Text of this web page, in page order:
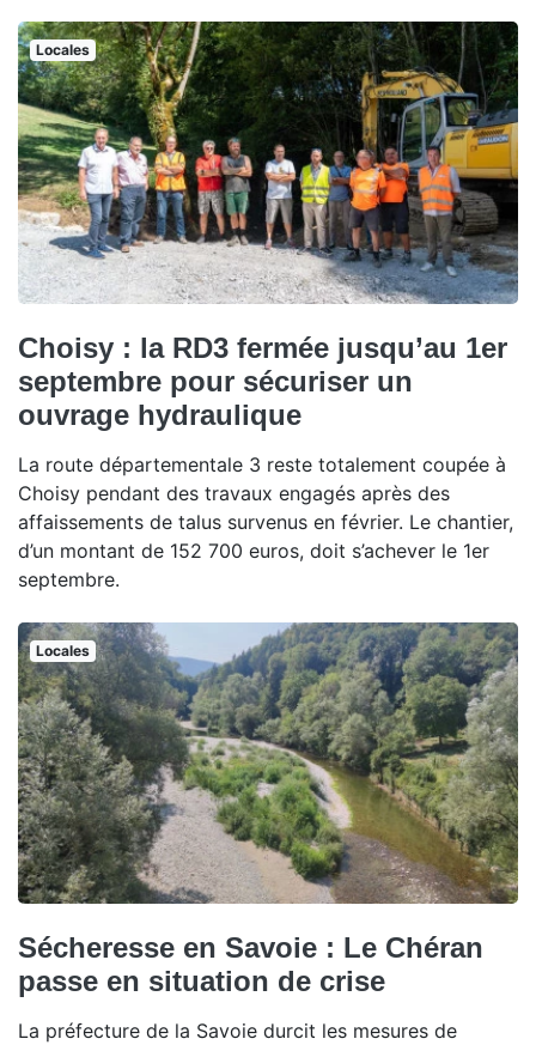
Locales
Choisy : la RD3 fermée jusqu’au 1er
septembre pour sécuriser un
ouvrage hydraulique
La route départementale 3 reste totalement coupée à
Choisy pendant des travaux engagés après des
affaissements de talus survenus en février. Le chantier,
d’un montant de 152 700 euros, doit s’achever le 1er
septembre.
Locales
Sécheresse en Savoie : Le Chéran
passe en situation de crise
La préfecture de la Savoie durcit les mesures de